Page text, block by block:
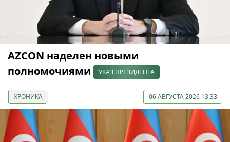
AZCON наделен новыми
полномочиями
УКАЗ ПРЕЗИДЕНТА
ХРОНИКА 06 АВГУСТА 2026 13:33